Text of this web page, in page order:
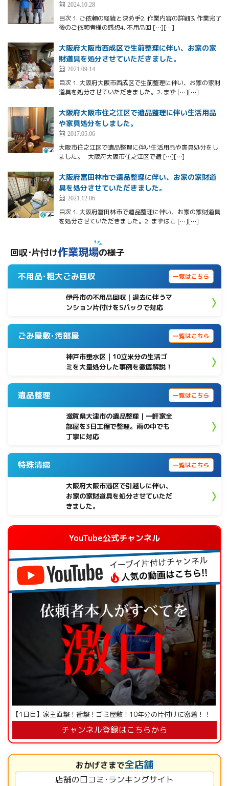
2024.10.28
目次 1. ご依頼の経緯と決め手2. 作業内容の詳細3. 作業完了
後のご依頼者様の感想4. 不用品回 […][…]
大阪府大阪市西成区で生前整理に伴い、お家の家
財道具を処分させていただきました。
2021.09.14
目次 1. 大阪府大阪市西成区で生前整理に伴い、お家の家財
道具を処分させていただきました。2. まず […][…]
大阪府大阪市住之江区で遺品整理に伴い生活用品
や家具処分をしました。
2017.05.06
大阪市住之江区で遺品整理に伴い生活用品や家具処分をし
ました。 大阪府大阪市住之江区で遺 […][…]
大阪府富田林市で遺品整理に伴い、お家の家財道
具を処分させていただきました。
2021.12.06
目次 1. 大阪府富田林市で遺品整理に伴い、お家の家財道具
を処分させていただきました。2. まずはこ […][…]
回収･片付け作業現場の様子
不用品･粗大ごみ回収 一覧はこちら
伊丹市の不用品回収｜退去に伴うマ
ンション片付けをSパックで対応
ごみ屋敷･汚部屋 一覧はこちら
神戸市垂水区 | 10立米分の生活ゴ
ミを大量処分した事例を徹底解説！
遺品整理 一覧はこちら
滋賀県大津市の遺品整理｜一軒家全
部屋を3日工程で整理。雨の中でも
丁寧に対応
特殊清掃 一覧はこちら
大阪府大阪市港区で引越しに伴い、
お家の家財道具を処分させていただ
きました。
YouTube公式チャンネル
【1日目】家主直撃！衝撃！ゴミ屋敷！10年分の片付けに密着！！
チャンネル登録はこちらから
おかげさまで全店舗
店舗の口コミ･ランキングサイト